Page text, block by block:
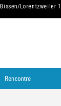
Bissen/Lorentzweiler 1
Rencontre